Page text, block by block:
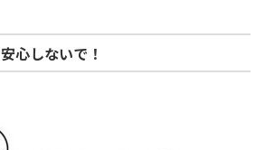
心しないで！